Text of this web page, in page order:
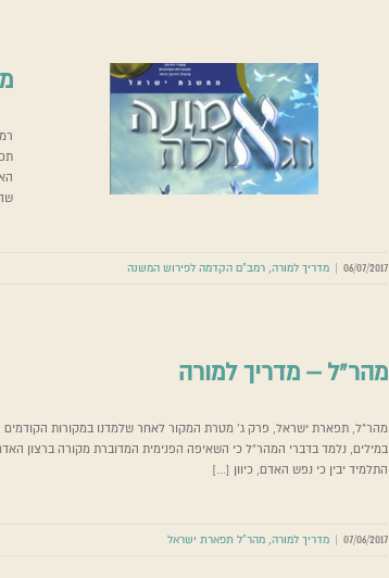
06/07/2017
| מדריך למורה,רמב"ם הקדמה לפירוש המשנה
מהר”ל – מדריך למורה
מהר"ל, תפארת ישראל, פרק ג' מטרת המקור לאחר שלמדנו במקורות הקודמים
במילים, נלמד בדברי המהר"ל כי השאיפה הפנימית המדוברת מקורה ברצון
התלמיד יבין כי נפש האדם, כיוון [...]
07/06/2017
| מדריך למורה,מהר"ל תפארת ישראל